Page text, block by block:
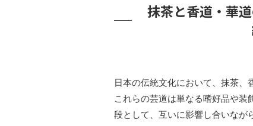
抹茶と香道・華
日本の伝統文化において、抹茶、
これらの芸道は単なる嗜好品や
段として、互いに影響し合いなが